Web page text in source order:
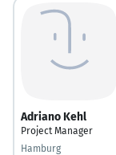
Adriano Kehl
Project Manager
Hamburg